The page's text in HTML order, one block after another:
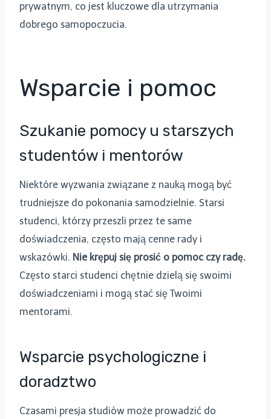
prywatnym, co jest kluczowe dla utrzymania
dobrego samopoczucia.
Wsparcie i pomoc
Szukanie pomocy u starszych
studentów i mentorów
Niektóre wyzwania związane z nauką mogą być
trudniejsze do pokonania samodzielnie. Starsi
studenci, którzy przeszli przez te same
doświadczenia, często mają cenne rady i
wskazówki. Nie krępuj się prosić o pomoc czy radę.
Często starci studenci chętnie dzielą się swoimi
doświadczeniami i mogą stać się Twoimi
mentorami.
Wsparcie psychologiczne i
doradztwo
Czasami presja studiów może prowadzić do